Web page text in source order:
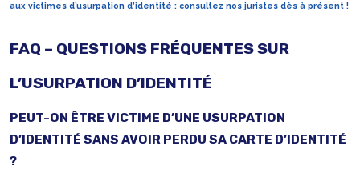
aux victimes d’usurpation d’identité : consultez nos juristes dès à présent !
FAQ – QUESTIONS FRÉQUENTES SUR
L’USURPATION D’IDENTITÉ
PEUT-ON ÊTRE VICTIME D’UNE USURPATION
D’IDENTITÉ SANS AVOIR PERDU SA CARTE D’IDENTITÉ
?